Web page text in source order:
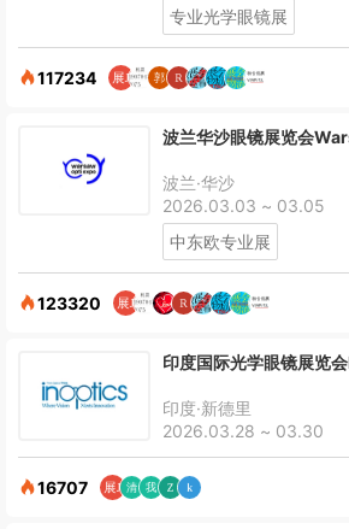
专业光学眼镜展
117234
波兰华沙眼镜展览会
波兰·华沙
2026.03.03 ~ 03.05
中东欧专业展
123320
印度国际光学眼镜展览
印度·新德里
2026.03.28 ~ 03.30
16707